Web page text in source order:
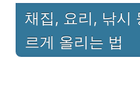
1
는 법
2 패션 아이템 염색 &
채집, 요리, 낚시
르게 올리는 법